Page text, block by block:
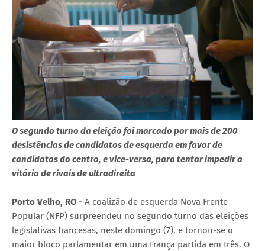
O segundo turno da eleição foi marcado por mais de 200
desistências de candidatos de esquerda em favor de
candidatos do centro, e vice-versa, para tentar impedir a
vitória de rivais de ultradireita
Porto Velho, RO - A coalizão de esquerda Nova Frente
Popular (NFP) surpreendeu no segundo turno das eleições
legislativas francesas, neste domingo (7), e tornou-se o
maior bloco parlamentar em uma França partida em três. O